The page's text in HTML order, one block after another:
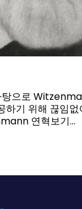
탕으로
하기 위해 끊임
연혁보기...